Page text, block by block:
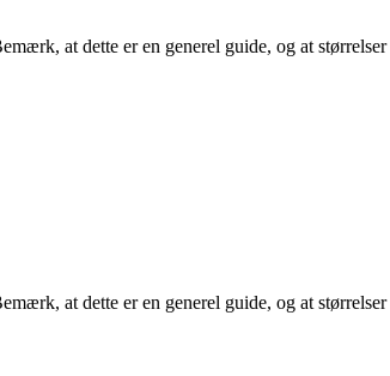
at dette er en generel guide, og at
at dette er en generel guide, og at